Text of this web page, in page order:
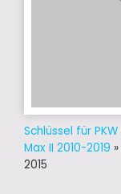
Schlüssel für PKW
Max II 2010-2019 »
2015